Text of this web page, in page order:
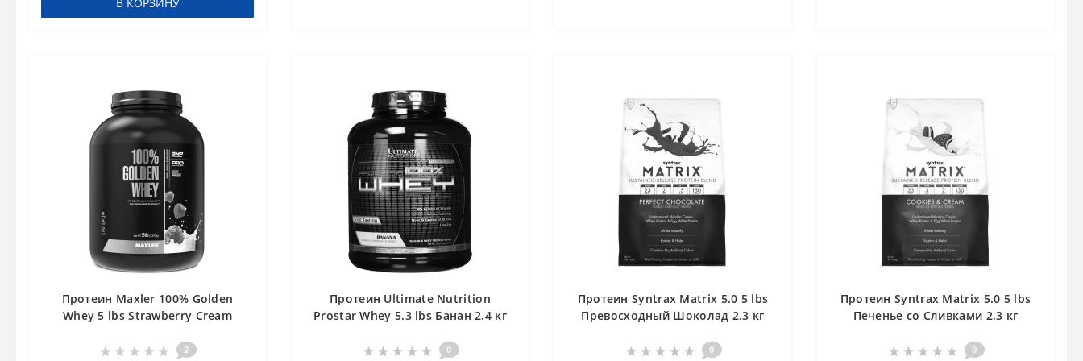
Протеин Maxler 100% Golden
Whey 5 lbs Strawberry Cream
2
Протеин Ultimate Nutrition
Prostar Whey 5.3 lbs Банан 2.4 кг
0
Протеин Syntrax Matrix 5.0 5 lbs
Превосходный Шоколад 2.3 кг
0
Протеин Syntrax Matrix 5.0 5 lbs
Печенье со Сливками 2.3 кг
0